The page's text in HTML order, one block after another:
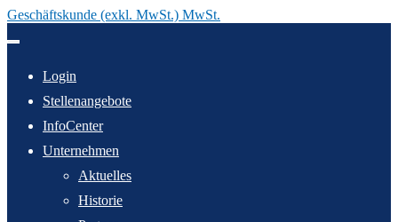
Geschäftskunde (exkl. MwSt.) MwSt.
Inhalt
Login
Stellenangebote
InfoCenter
Unternehmen
Aktuelles
Historie